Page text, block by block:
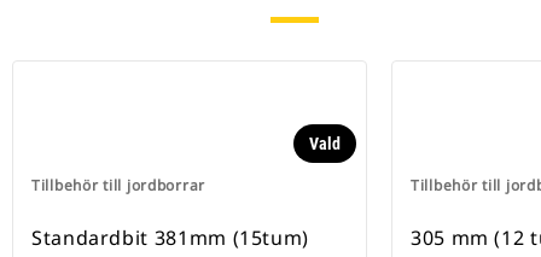
Tillbehör till jordborrar
Vald
Standardbit 381mm (15tum)
Tillbehör till
305 mm (12